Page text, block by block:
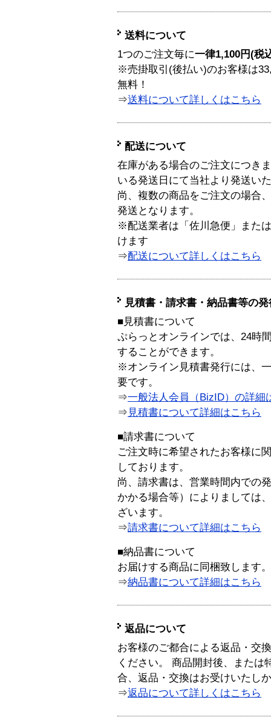
送料について
1つのご注文毎に一律1,100円(税
※売掛取引(後払い)のお客様は
無料！
⇒送料について詳しくはこちら
配送について
在庫がある場合のご注文につき
いる発送日にて当社より発送い
尚、複数の商品をご注文の場合
発送となります。
※配送業者は「佐川急便」また
けます
⇒配送について詳しくはこちら
見積書・請求書・納品書等の
■見積書について
ぷらっとオンラインでは、24時
することができます。
※オンライン見積書発行には、
要です。
⇒一般法人会員（BizID）の詳細
⇒ 見積書について詳細はこちら
■請求書について
ご注文時に希望されたお客様に
しております。
尚、請求書は、営業時間内での
かかる場合等）によりましては
ざいます。
⇒請求書について詳細はこちら
■納品書について
お届けする商品に同梱致します。
⇒納品書について詳細はこちら
返品について
お客様のご都合による返品・交
ください。 商品開封後、または
合、返品・交換はお受けいたし
⇒返品について詳しくはこちら